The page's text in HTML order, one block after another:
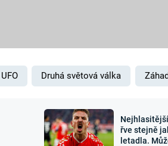
MARS
Záhady a
UFO Druhá světová válka
řve stejně
letadla.